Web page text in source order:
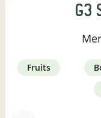
G3
fruits